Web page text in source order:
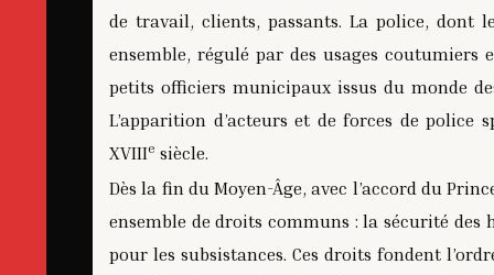
de travail, clients, passants. La police, dont
ensemble, régulé par des usages coutumiers
petits officiers municipaux issus du monde
L’apparition d’acteurs et de forces de police
XVIIIe siècle.
Dès la fin du Moyen-Âge, avec l’accord du
ensemble de droits communs : la sécurité des
pour les subsistances. Ces droits fondent